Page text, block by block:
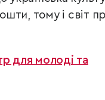
тому і світ
для молоді та